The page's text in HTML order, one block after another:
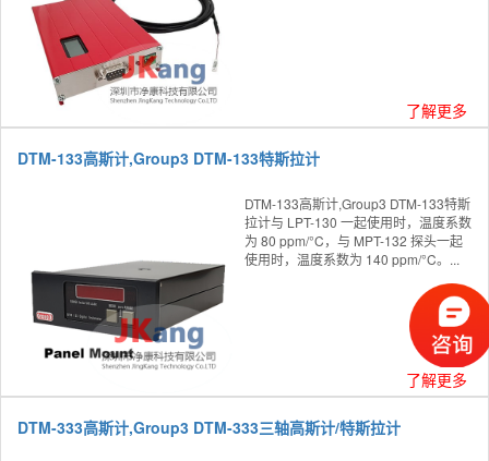
了解更多
DTM-133高斯计,Group3 DTM-133特斯拉计
DTM-133高斯计,Group3 DTM-133特斯
拉计与 LPT-130 一起使用时，温度系数
为 80 ppm/°C，与 MPT-132 探头一起
使用时，温度系数为 140 ppm/°C。...
了解更多
DTM-333高斯计,Group3 DTM-333三轴高斯计/特斯拉计